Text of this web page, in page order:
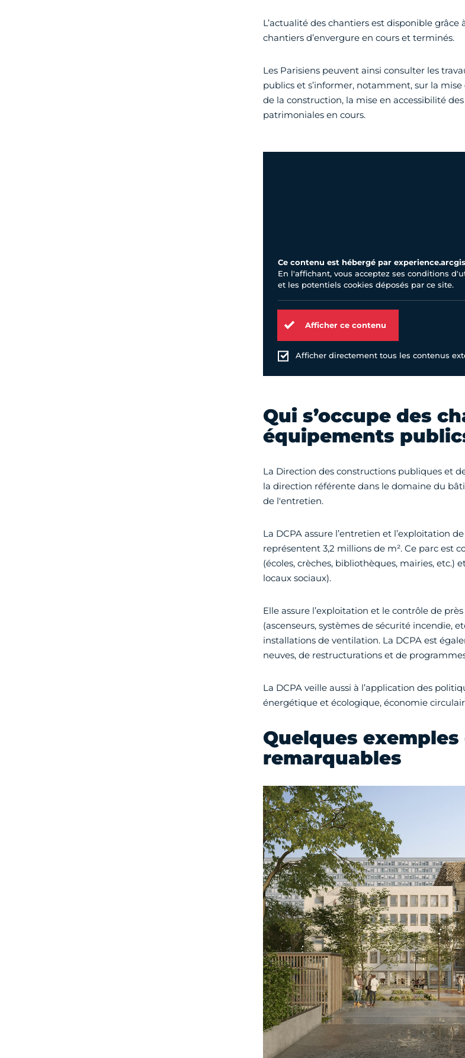
L’actualité des chantiers est disponible grâce
chantiers d’envergure en cours et terminés.
Les Parisiens peuvent ainsi consulter les
publics et s’informer, notamment, sur la
de la construction, la mise en accessibilité
patrimoniales en cours.
Ce contenu est hébergé par
En l'affichant, vous acceptez ses conditions
et les potentiels cookies déposés par ce site.
Afficher ce contenu
Afficher directement tous les contenus
Qui s’occupe des
équipements
La Direction des constructions publiques et
la direction référente dans le domaine du
de l'entretien.
La DCPA assure l’entretien et l’exploitation
représentent 3,2 millions de m². Ce parc est
(écoles, crèches, bibliothèques, mairies, etc.)
locaux sociaux).
Elle assure l’exploitation et le contrôle de
(ascenseurs, systèmes de sécurité incendie,
installations de ventilation. La DCPA est
neuves, de restructurations et de
La DCPA veille aussi à l’application des
énergétique et écologique, économie
Quelques
remarquables